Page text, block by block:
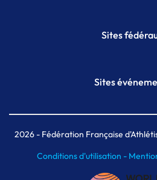
Sites
Plateforme
Sites
Meeting de Paris
MAIF Ekiden de
2026- Fédération Française
Conditions d'utilisation -